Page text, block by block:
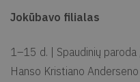
Jokūbavo filialas
1–15 d. | Spaudinių
Hanso Kristiano